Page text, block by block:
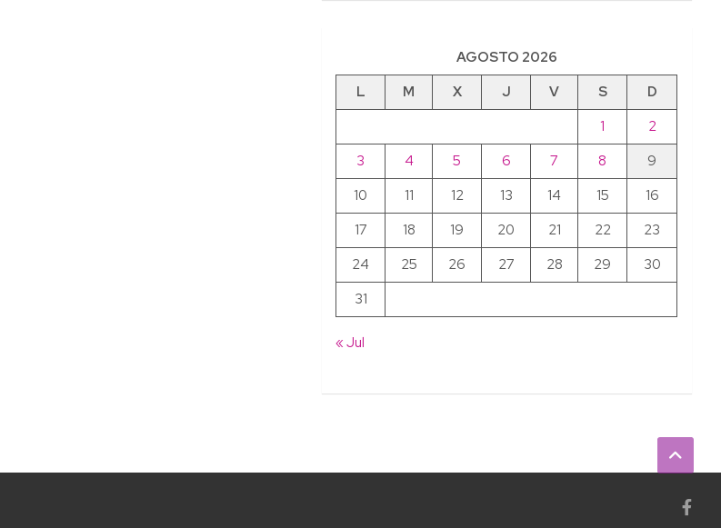
AGOSTO 2026
L
M X J V S
D
1
2
3
4 5 6 7 8
9
10
11 12 13 14 15
16
17
18 19 20 21 22
23
24
25 26 27 28 29
30
31
« Jul